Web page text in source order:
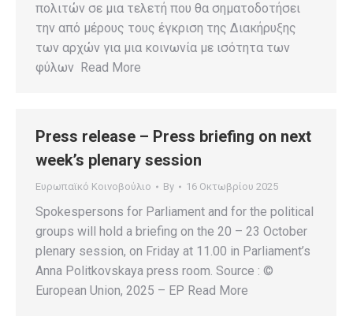
πολιτών σε μια τελετή που θα σηματοδοτήσει
την από μέρους τους έγκριση της Διακήρυξης
των αρχών για μια κοινωνία με ισότητα των
φύλων Read More
Press release – Press briefing on next
week’s plenary session
Ευρωπαϊκό Κοινοβούλιο By 16 Οκτωβρίου 2025
Spokespersons for Parliament and for the political
groups will hold a briefing on the 20 – 23 October
plenary session, on Friday at 11.00 in Parliament’s
Anna Politkovskaya press room. Source : ©
European Union, 2025 – EP Read More